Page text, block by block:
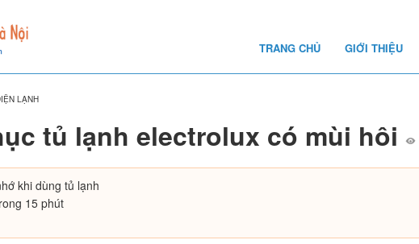
TRANG CHỦ GIỚI THIỆU
LẠNH
tủ lạnh electrolux có mùi hôi
khi dùng tủ lạnh
15 phút